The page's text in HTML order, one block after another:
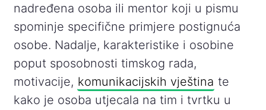
nadređena osoba ili mentor koji u pismu
spominje specifične primjere postignuća
osobe. Nadalje, karakteristike i osobine
poput sposobnosti timskog rada,
motivacije, komunikacijskih vještina te
kako je osoba utjecala na tim i tvrtku u